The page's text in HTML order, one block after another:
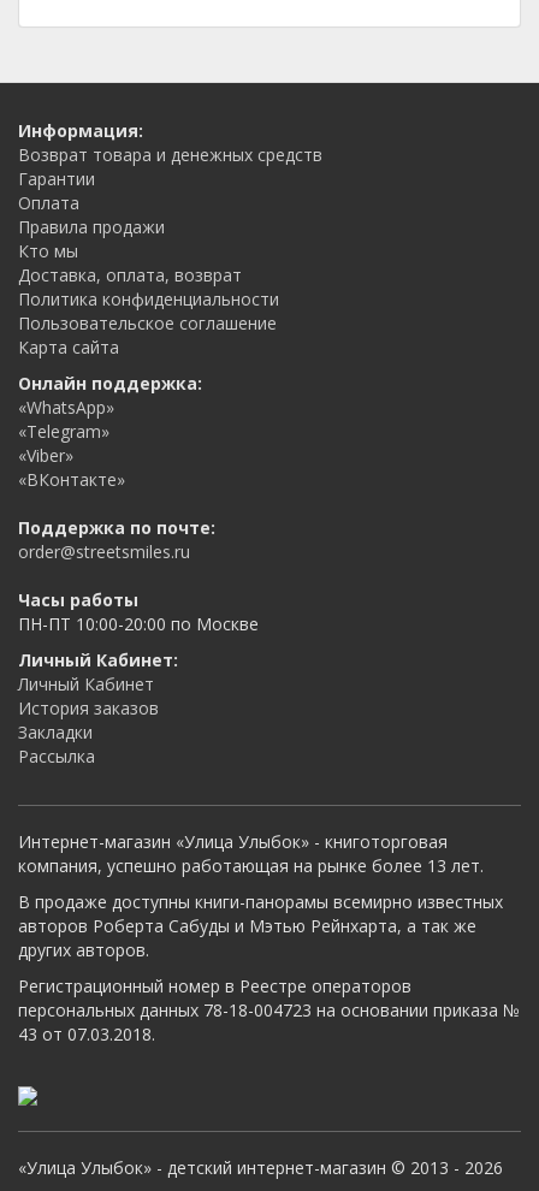
Информация:
Возврат товара и денежных средств
Гарантии
Оплата
Правила продажи
Кто мы
Доставка, оплата, возврат
Политика конфиденциальности
Пользовательское соглашение
Карта сайта
Онлайн поддержка:
«WhatsApp»
«Telegram»
«Viber»
«ВКонтакте»
Поддержка по почте:
order@streetsmiles.ru
Часы работы
ПН-ПТ 10:00-20:00 по Москве
Личный Кабинет:
Личный Кабинет
История заказов
Закладки
Рассылка
Интернет-магазин «Улица Улыбок» - книготорговая
компания, успешно работающая на рынке более 13 лет.
В продаже доступны книги-панорамы всемирно известных
авторов Роберта Сабуды и Мэтью Рейнхарта, а так же
других авторов.
Регистрационный номер в Реестре операторов
персональных данных 78-18-004723 на основании приказа №
43 от 07.03.2018.
«Улица Улыбок» - детский интернет-магазин © 2013 - 2026